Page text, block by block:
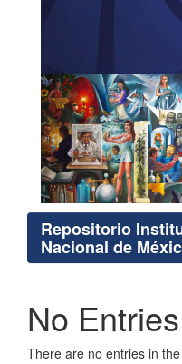
Repositorio
Nacional de
No
There are no entries in